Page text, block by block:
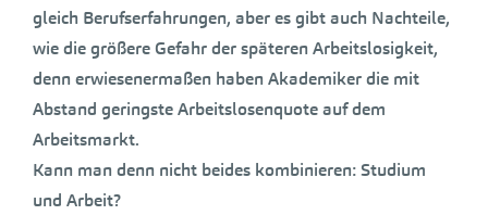
gleich Berufserfahrungen, aber es gibt auch Nachteile,
wie die größere Gefahr der späteren Arbeitslosigkeit,
denn erwiesenermaßen haben Akademiker die mit
Abstand geringste Arbeitslosenquote auf dem
Arbeitsmarkt.
Kann man denn nicht beides kombinieren: Studium
und Arbeit?